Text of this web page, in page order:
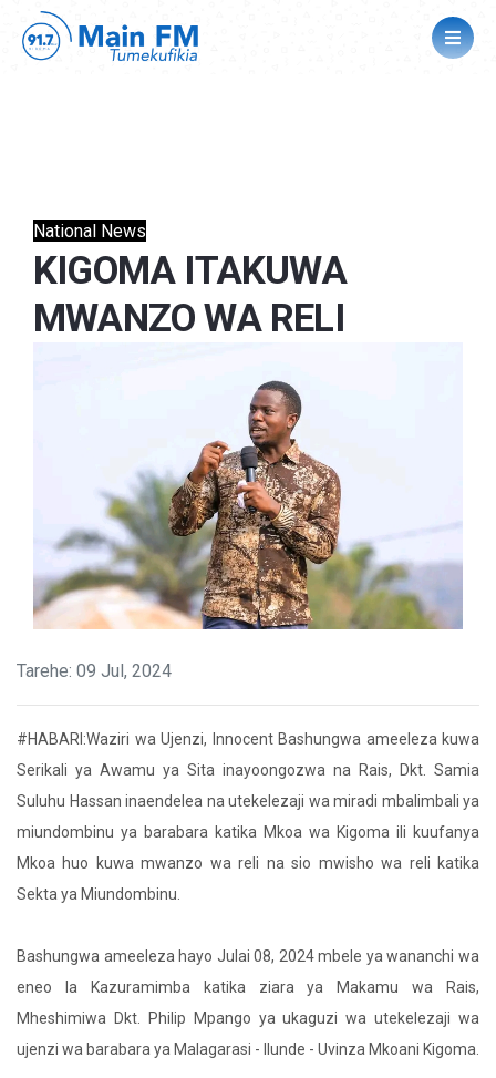
National News
KIGOMA ITAKUWA
MWANZO WA RELI
Tarehe: 09 Jul, 2024
#HABARI:Waziri wa Ujenzi, Innocent Bashungwa ameeleza kuwa
Serikali ya Awamu ya Sita inayoongozwa na Rais, Dkt. Samia
Suluhu Hassan inaendelea na utekelezaji wa miradi mbalimbali ya
miundombinu ya barabara katika Mkoa wa Kigoma ili kuufanya
Mkoa huo kuwa mwanzo wa reli na sio mwisho wa reli katika
Sekta ya Miundombinu.
Bashungwa ameeleza hayo Julai 08, 2024 mbele ya wananchi wa
eneo la Kazuramimba katika ziara ya Makamu wa Rais,
Mheshimiwa Dkt. Philip Mpango ya ukaguzi wa utekelezaji wa
ujenzi wa barabara ya Malagarasi - Ilunde - Uvinza Mkoani Kigoma.